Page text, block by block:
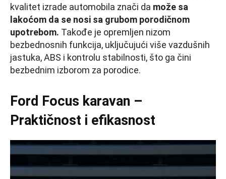
kvalitet izrade automobila znači da može sa
lakoćom da se nosi sa grubom porodičnom
upotrebom. Takođe je opremljen nizom
bezbednosnih funkcija, uključujući više vazdušnih
jastuka, ABS i kontrolu stabilnosti, što ga čini
bezbednim izborom za porodice.
Ford Focus karavan –
Praktičnost i efikasnost